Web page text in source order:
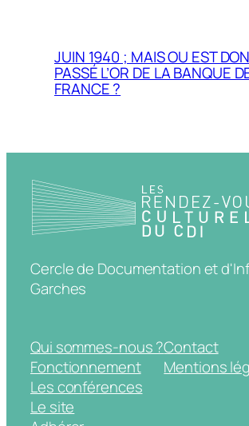
JUIN 1940 ; MAIS OU EST
PASSÉ L’OR DE LA BANQUE
FRANCE ?
Cercle de Documentation et
Garches
Qui sommes-nous ?
Fonctionnement
Les conférences
Le site
Contact
Mentions